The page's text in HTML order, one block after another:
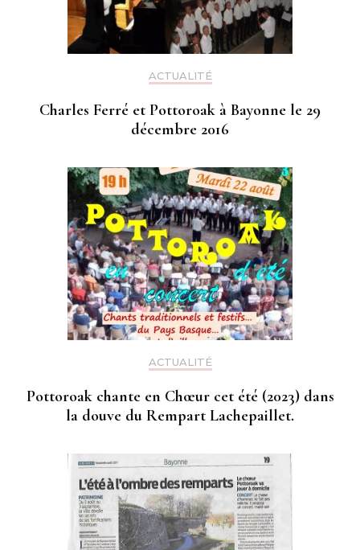
ACTUALITÉ
Charles Ferré et Pottoroak à Bayonne le 29
décembre 2016
ACTUALITÉ
Pottoroak chante en Chœur cet été (2023) dans
la douve du Rempart Lachepaillet.